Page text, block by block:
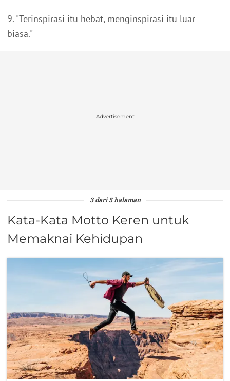
9. "Terinspirasi itu hebat, menginspirasi itu luar
biasa."
Advertisement
3 dari 5 halaman
Kata-Kata Motto Keren untuk
Memaknai Kehidupan